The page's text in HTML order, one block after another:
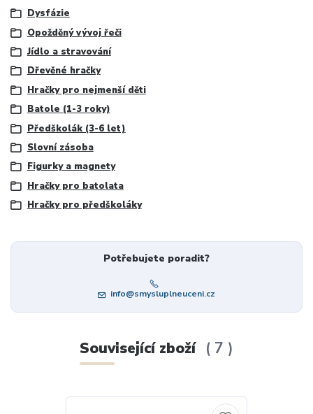
Dysfázie
Opožděný vývoj řeči
Jídlo a stravování
Dřevěné hračky
Hračky pro nejmenší děti
Batole (1-3 roky)
Předškolák (3-6 let)
Slovní zásoba
Figurky a magnety
Hračky pro batolata
Hračky pro předškoláky
Potřebujete poradit?
info@smysluplneuceni.cz
Související zboží 7